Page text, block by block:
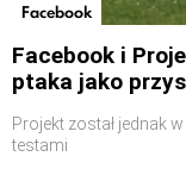
Facebook
Facebook i
ptaka jako
Projekt został jednak
testami